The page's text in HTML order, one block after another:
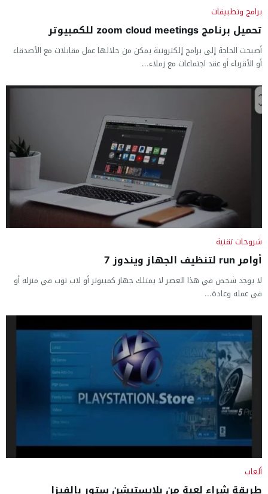
برامج وتطبيقات
تحميل برنامج zoom cloud meetings للكمبيوتر
أصبحت الحاجة إلى برامج إلكترونية يمكن من خلالها عمل مقابلات مع الأصدقاء
أو الأقرباء أو عقد اجتماعات مع زملاء...
شروحات تقنية
أوامر run لتنظيف الجهاز ويندوز 7
لا يوجد شخص في هذا العصر لا يمتلك جهاز كمبيوتر أو لاب توب في منزله أو
في عمله وعادة...
ألعاب
طريقة شراء لعبة من بلايستيشن ستور بالفيزا